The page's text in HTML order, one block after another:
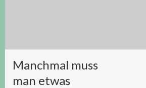
Manchmal muss
man etwas